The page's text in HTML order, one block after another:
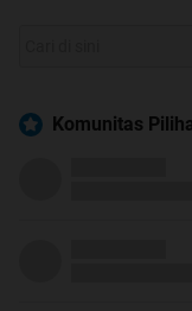
Komunitas